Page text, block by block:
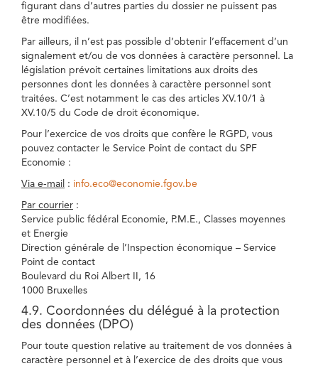
figurant dans d’autres parties du dossier ne puissent pas
être modifiées.
Par ailleurs, il n’est pas possible d’obtenir l’effacement d’un
signalement et/ou de vos données à caractère personnel. La
législation prévoit certaines limitations aux droits des
personnes dont les données à caractère personnel sont
traitées. C’est notamment le cas des articles XV.10/1 à
XV.10/5 du Code de droit économique.
Pour l’exercice de vos droits que confère le RGPD, vous
pouvez contacter le Service Point de contact du SPF
Economie :
Via e-mail : info.eco@economie.fgov.be
Par courrier :
Service public fédéral Economie, P.M.E., Classes moyennes
et Energie
Direction générale de l’Inspection économique – Service
Point de contact
Boulevard du Roi Albert II, 16
1000 Bruxelles
4.9. Coordonnées du délégué à la protection
des données (DPO)
Pour toute question relative au traitement de vos données à
caractère personnel et à l’exercice de des droits que vous